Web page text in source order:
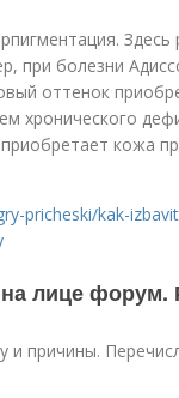
при болезни
оттенок
хронического
кожа
pricheski/kak-
лице форум.
и причины.